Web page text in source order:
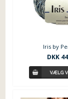
Iris by
DKK